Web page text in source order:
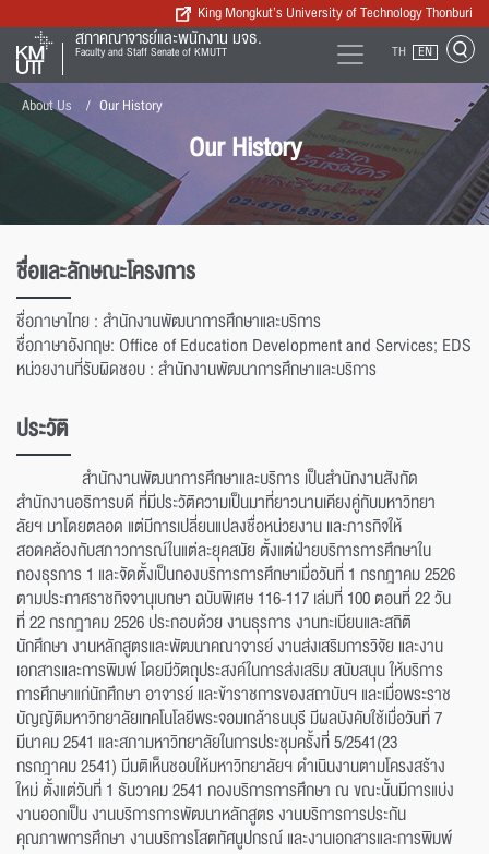
King Mongkut’s University of Technology Thonburi
สภาคณาจารย์และพนักงาน มจธ.
Faculty and Staff Senate of KMUTT TH EN
About Us Our History
Our History
ชื่อและลักษณะโครงการ
ชื่อภาษาไทย : สำนักงานพัฒนาการศึกษาและบริการ
ชื่อภาษาอังกฤษ: Office of Education Development and Services; EDS
หน่วยงานที่รับผิดชอบ : สำนักงานพัฒนาการศึกษาและบริการ
ประวัติ
สำนักงานพัฒนาการศึกษาและบริการ เป็นสำนักงานสังกัด
สำนักงานอธิการบดี ที่มีประวัติความเป็นมาที่ยาวนานเคียงคู่กับมหาวิทยา
ลัยฯ มาโดยตลอด แต่มีการเปลี่ยนแปลงชื่อหน่วยงาน และภารกิจให้
สอดคล้องกับสภาวการณ์ในแต่ละยุคสมัย ตั้งแต่ฝ่ายบริการการศึกษาใน
กองธุรการ 1 และจัดตั้งเป็นกองบริการการศึกษาเมื่อวันที่ 1 กรกฎาคม 2526
ตามประกาศราชกิจจานุเบกษา ฉบับพิเศษ 116-117 เล่มที่ 100 ตอนที่ 22 วัน
ที่ 22 กรกฎาคม 2526 ประกอบด้วย งานธุรการ งานทะเบียนและสถิติ
นักศึกษา งานหลักสูตรและพัฒนาคณาจารย์ งานส่งเสริมการวิจัย และงาน
เอกสารและการพิมพ์ โดยมีวัตถุประสงค์ในการส่งเสริม สนับสนุน ให้บริการ
การศึกษาแก่นักศึกษา อาจารย์ และข้าราชการของสถาบันฯ และเมื่อพระราช
บัญญัติมหาวิทยาลัยเทคโนโลยีพระจอมเกล้าธนบุรี มีผลบังคับใช้เมื่อวันที่ 7
มีนาคม 2541 และสภามหาวิทยาลัยในการประชุมครั้งที่ 5/2541(23
กรกฎาคม 2541) มีมติเห็นชอบให้มหาวิทยาลัยฯ ดำเนินงานตามโครงสร้าง
ใหม่ ตั้งแต่วันที่ 1 ธันวาคม 2541 กองบริการการศึกษา ณ ขณะนั้นมีการแบ่ง
งานออกเป็น งานบริการการพัฒนาหลักสูตร งานบริการการประกัน
คุณภาพการศึกษา งานบริการโสตทัศนูปกรณ์ และงานเอกสารและการพิมพ์